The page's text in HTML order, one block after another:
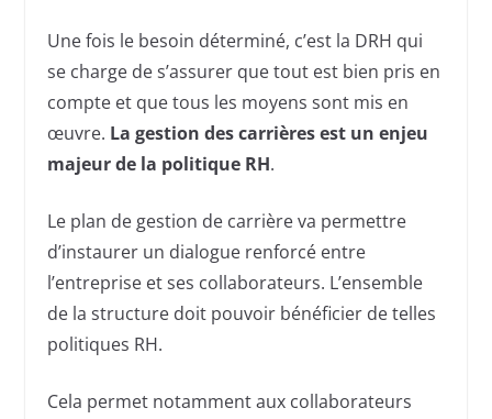
Une fois le besoin déterminé, c’est la DRH qui
se charge de s’assurer que tout est bien pris en
compte et que tous les moyens sont mis en
œuvre. La gestion des carrières est un enjeu
majeur de la politique RH.
Le plan de gestion de carrière va permettre
d’instaurer un dialogue renforcé entre
l’entreprise et ses collaborateurs. L’ensemble
de la structure doit pouvoir bénéficier de telles
politiques RH.
Cela permet notamment aux collaborateurs